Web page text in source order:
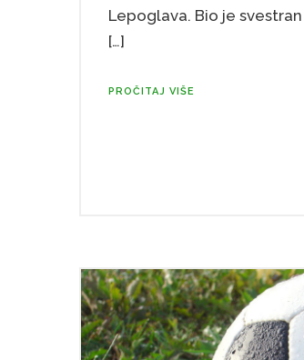
Lepoglava. Bio je
[…]
PROČITAJ VIŠE